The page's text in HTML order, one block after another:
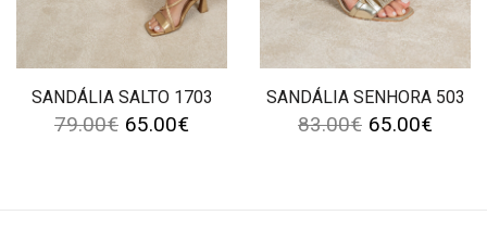
SANDÁLIA SALTO 1703
79.00€ 65.00€
SANDÁLIA SENHORA 503
83.00€ 65.00€